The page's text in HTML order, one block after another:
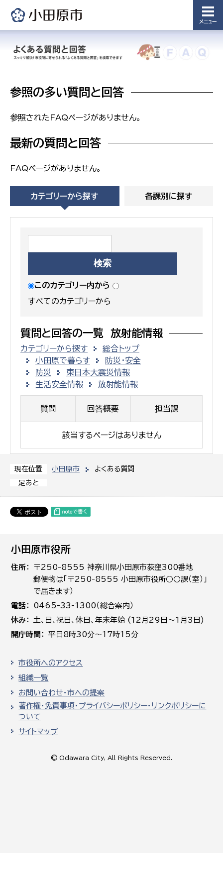
メニュー
浄水管理
課
員会事
務局
会事務局
現在位置 小田原市
よくある質問
足あと
参照の多い質問と回答
参照されたFAQページがありません。
最新の質問と回答
FAQページがありません。
カテゴリーから探す 各課別に探す
このカテゴリー内から
すべてのカテゴリーから
質問と回答の一覧 放射能情報
カテゴリーから探す
総合トップ
小田原で暮らす
防災・安全
防災
東日本大震災情報
生活安全情報
放射能情報
質問 回答概要 担当課
該当するページはありません
小田原市役所
住所
〒250-8555 神奈川県小田原市荻窪300番地
郵便物は「〒250-8555 小田原市役所○○課（室）」
で届きます）
電話
0465-33-1300（総合案内）
休み
土､日､祝日、休日、年末年始 (12月29日～1月3日)
開庁時間
平日8時30分～17時15分
市役所へのアクセス
組織一覧
お問い合わせ・市への提案
著作権・免責事項・プライバシーポリシー・リンクポリシーに
ついて
サイトマップ
© Odawara City, All Rights Reserved.